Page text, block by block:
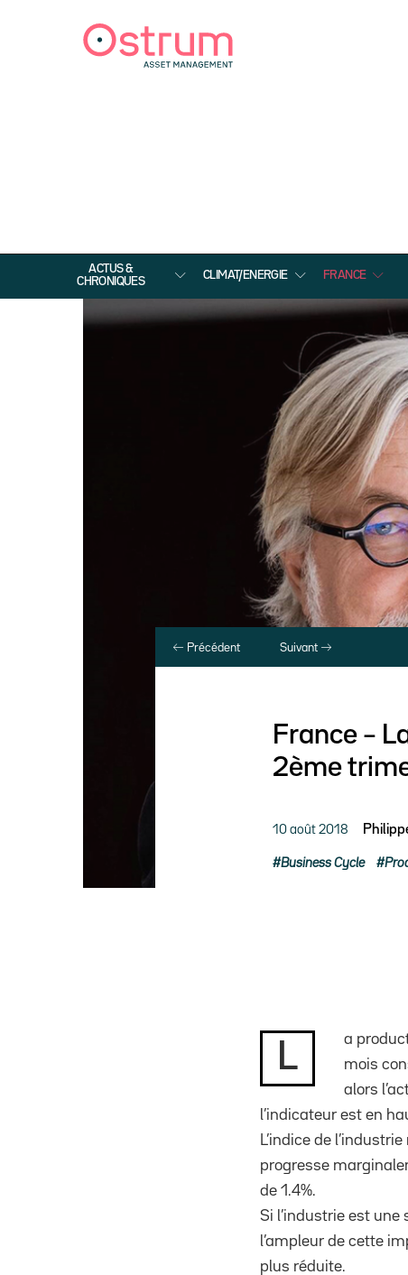
ACTUS &
CHRONIQUES
CLIMAT/ENERGIE FRANCE
Précédent Suivant
France –
2ème
10 août 2018
Business Cycle
L
a
mois
alors
l’indicateur est en
L’indice de
progresse
de 1.4%.
Si l’industrie est une
l’ampleur de cette
plus réduite.